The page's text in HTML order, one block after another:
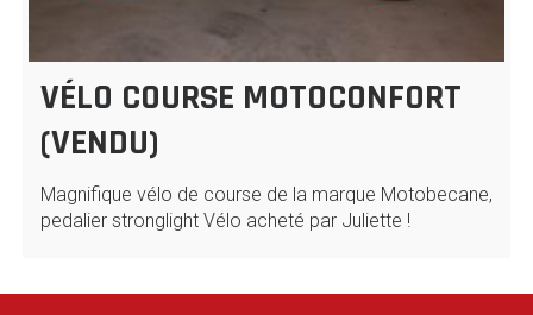
VÉLO COURSE MOTOCONFORT
(VENDU)
Magnifique vélo de course de la marque Motobecane,
pedalier stronglight Vélo acheté par Juliette !